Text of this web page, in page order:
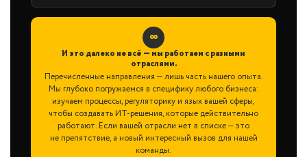
∞
И это далеко не всё — мы работаем с разными
отраслями.
Перечисленные направления — лишь часть нашего опыта.
Мы глубоко погружаемся в специфику любого бизнеса:
изучаем процессы, регуляторику и язык вашей сферы,
чтобы создавать ИТ-решения, которые действительно
работают. Если вашей отрасли нет в списке — это
не препятствие, а новый интересный вызов для нашей
команды.